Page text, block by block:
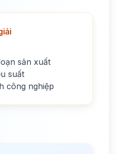
sản xuất
suất
công nghiệp